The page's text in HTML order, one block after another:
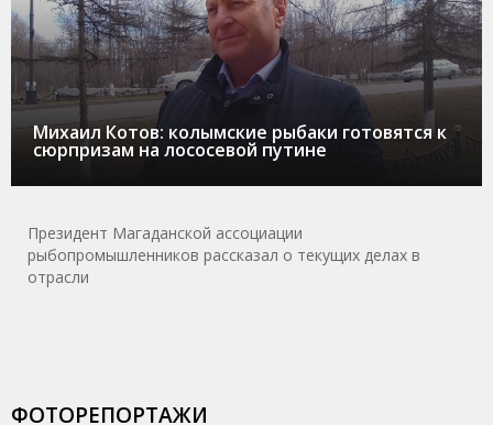
Михаил Котов: колымские рыбаки готовятся к
сюрпризам на лососевой путине
Президент Магаданской ассоциации
рыбопромышленников рассказал о текущих делах в
отрасли
ФОТОРЕПОРТАЖИ